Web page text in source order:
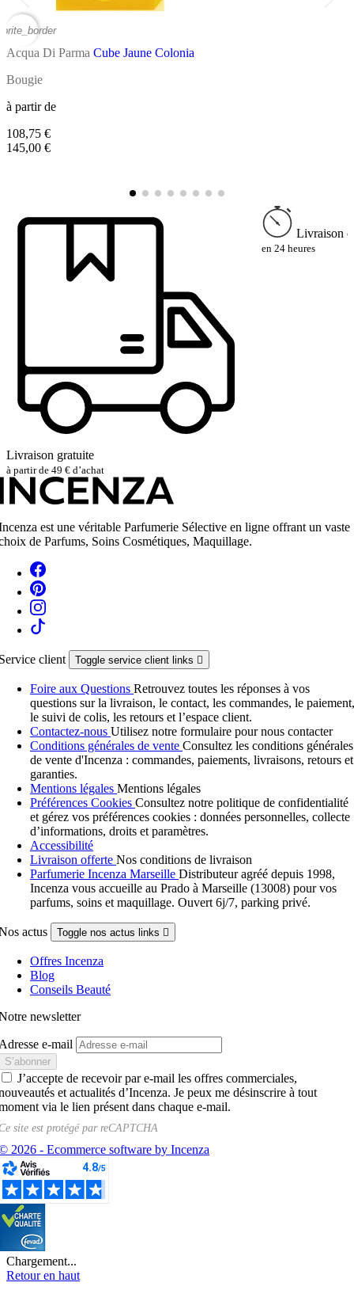
Acqua Di Parma Cube Jaune Colonia
Bougie
à partir de
108,75 €
145,00 €
Livraison gratuite
à partir de 49 € d’achat
Livraison
en 24 heures
est une véritable Parfumerie Sélective en ligne offrant un vaste
de Parfums, Soins Cosmétiques, Maquillage.
client Toggle service client links 
Foire aux Questions Retrouvez toutes les réponses à vos
questions sur la livraison, le contact, les commandes, le paiement,
le suivi de colis, les retours et l’espace client.
Contactez-nous Utilisez notre formulaire pour nous contacter
Conditions générales de vente Consultez les conditions générales
de vente d'Incenza : commandes, paiements, livraisons, retours et
garanties.
Mentions légales Mentions légales
Préférences Cookies Consultez notre politique de confidentialité
et gérez vos préférences cookies : données personnelles, collecte
d’informations, droits et paramètres.
Accessibilité
Livraison offerte Nos conditions de livraison
Parfumerie Incenza Marseille Distributeur agréé depuis 1998,
Incenza vous accueille au Prado à Marseille (13008) pour vos
parfums, soins et maquillage. Ouvert 6j/7, parking privé.
actus Toggle nos actus links 
Offres Incenza
Blog
Conseils Beauté
newsletter
e-mail
J’accepte de recevoir par e-mail les offres commerciales,
et actualités d’Incenza. Je peux me désinscrire à tout
via le lien présent dans chaque e-mail.
site est protégé parreCAPTCHA
2026 - Ecommerce software by Incenza
Chargement...
Retour en haut